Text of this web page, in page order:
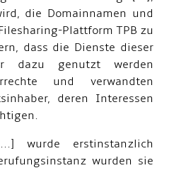
die Domainnamen und
Plattform TPB zu
dass die Dienste dieser
dazu genutzt werden
und verwandten
deren Interessen
wurde erstinstanzlich
wurden sie